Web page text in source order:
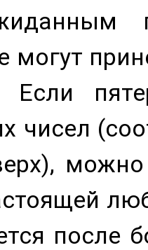
могут
Если
чисел
после